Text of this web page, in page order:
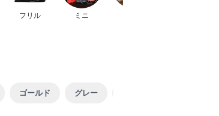
フリル ミニ
ゴールド グレー